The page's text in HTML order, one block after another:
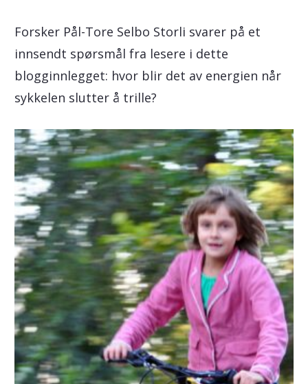
Forsker Pål-Tore Selbo Storli svarer på et
innsendt spørsmål fra lesere i dette
blogginnlegget: hvor blir det av energien når
sykkelen slutter å trille?